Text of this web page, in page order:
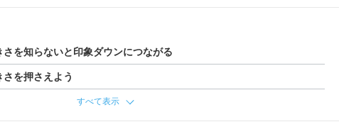
を知らないと印象ダウンにつながる
を押さえよう
すべて表示